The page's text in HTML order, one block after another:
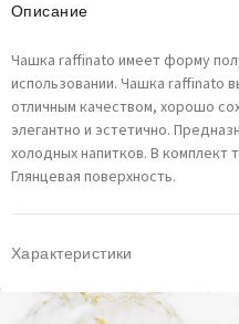
Описание
Чашка raffinato имеет форму
использовании. Чашка raffinato
отличным качеством, хорошо
элегантно и эстетично.
холодных напитков. В
Глянцевая поверхность.
Характеристики